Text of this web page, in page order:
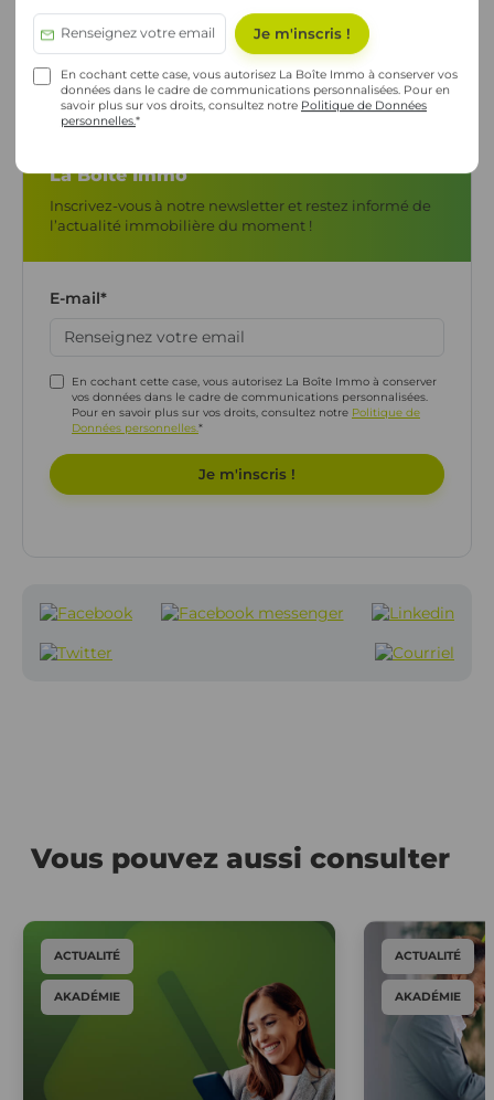
La Boite Immo
Inscrivez-vous à notre newsletter et restez informé de
l’actualité immobilière du moment !
E-mail*
En cochant cette case, vous autorisez La Boîte Immo à conserver
vos données dans le cadre de communications personnalisées.
Pour en savoir plus sur vos droits, consultez notre Politique de
Données personnelles.*
Vous pouvez aussi consulter
ACTUALITÉ
AKADÉMIE
ACTUALITÉ
AKADÉMIE
En cochant cette case, vous autorisez La Boîte Immo à conserver vos
données dans le cadre de communications personnalisées. Pour en
savoir plus sur vos droits, consultez notre Politique de Données
personnelles.*